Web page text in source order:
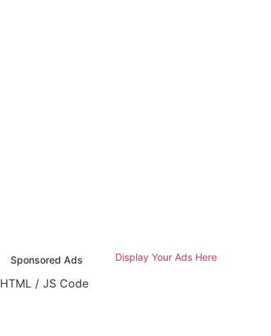
Sponsored Ads Display Your Ads Here
HTML / JS Code